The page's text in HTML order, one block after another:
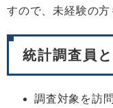
すので、未経験の方
統計調査員
調査対象を訪